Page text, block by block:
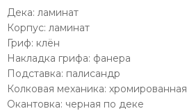
Дека: ламинат
Корпус: ламинат
Гриф: клён
Накладка грифа: фанера
Подставка: палисандр
Колковая механика: хромированная
Окантовка: черная по деке